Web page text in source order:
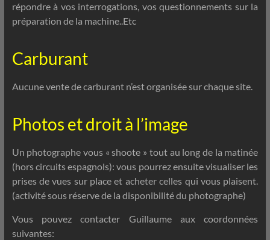
répondre à vos interrogations, vos questionnements sur la
préparation de la machine..Etc
Carburant
Aucune vente de carburant n’est organisée sur chaque site.
Photos et droit à l’image
Un photographe vous « shoote » tout au long de la matinée
(hors circuits espagnols): vous pourrez ensuite visualiser les
prises de vues sur place et acheter celles qui vous plaisent.
(activité sous réserve de la disponibilité du photographe)
Vous pouvez contacter Guillaume aux coordonnées
suivantes: